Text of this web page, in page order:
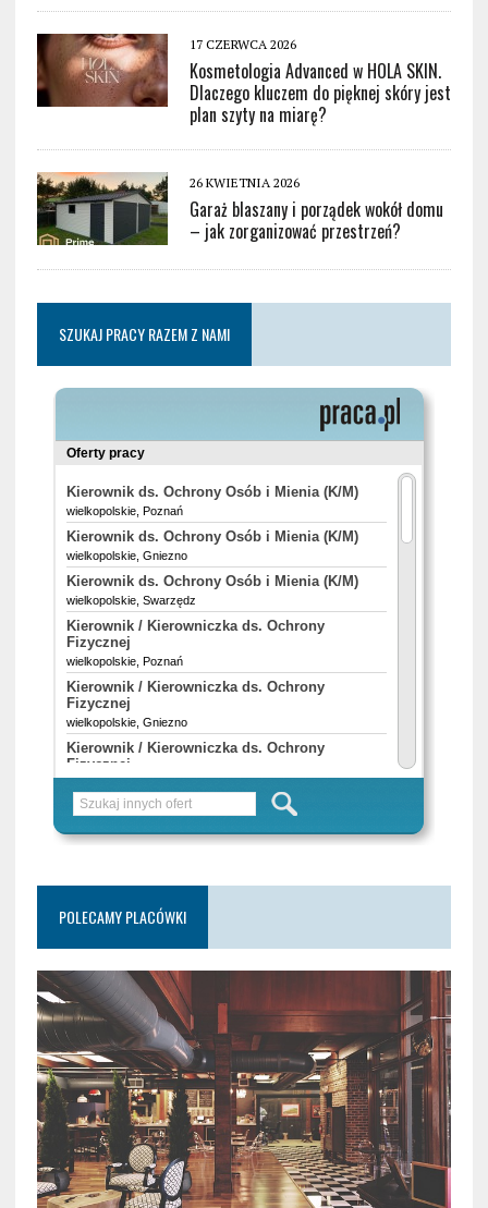
17 CZERWCA 2026
Kosmetologia Advanced w HOLA SKIN.
Dlaczego kluczem do pięknej skóry jest
plan szyty na miarę?
26 KWIETNIA 2026
Garaż blaszany i porządek wokół domu
– jak zorganizować przestrzeń?
SZUKAJ PRACY RAZEM Z NAMI
POLECAMY PLACÓWKI